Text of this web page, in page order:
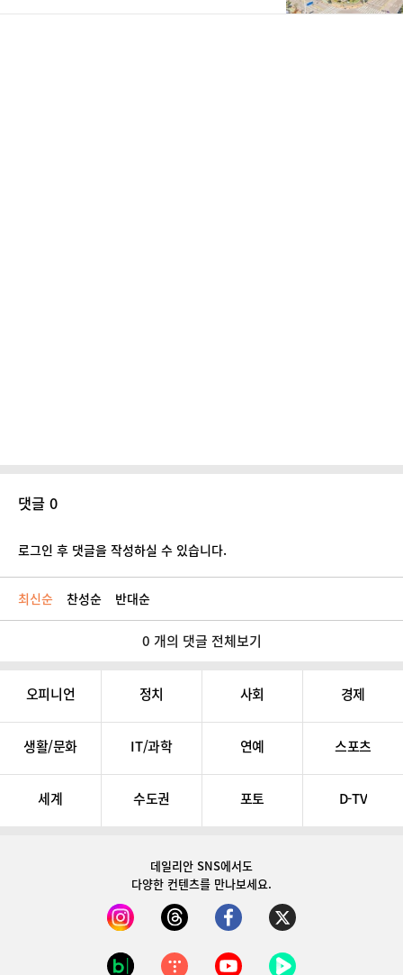
댓글 0
로그인 후 댓글을 작성하실 수 있습니다.
최신순 찬성순 반대순
0 개의 댓글 전체보기
오피니언 정치 사회 경제
생활/문화 IT/과학 연예 스포츠
세계 수도권 포토 D-TV
데일리안 SNS에서도
다양한 컨텐츠를 만나보세요.